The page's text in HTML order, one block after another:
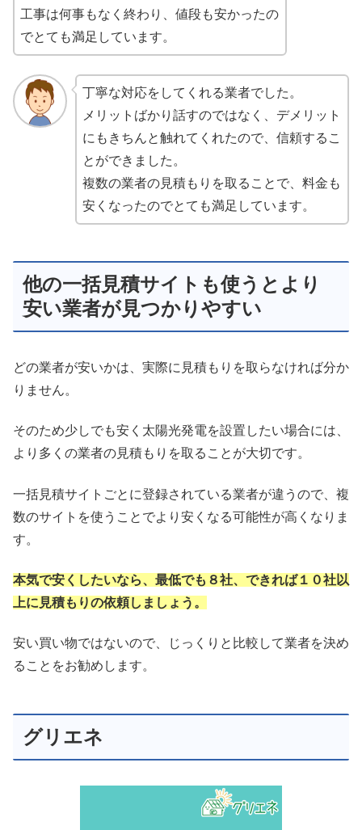
工事は何事もなく終わり、値段も安かったの
でとても満足しています。
丁寧な対応をしてくれる業者でした。
メリットばかり話すのではなく、デメリット
にもきちんと触れてくれたので、信頼するこ
とができました。
複数の業者の見積もりを取ることで、料金も
安くなったのでとても満足しています。
他の一括見積サイトも使うとより
安い業者が見つかりやすい
どの業者が安いかは、実際に見積もりを取らなければ分か
りません。
そのため少しでも安く太陽光発電を設置したい場合には、
より多くの業者の見積もりを取ることが大切です。
一括見積サイトごとに登録されている業者が違うので、複
数のサイトを使うことでより安くなる可能性が高くなりま
す。
本気で安くしたいなら、最低でも８社、できれば１０社以
上に見積もりの依頼しましょう。
安い買い物ではないので、じっくりと比較して業者を決め
ることをお勧めします。
グリエネ